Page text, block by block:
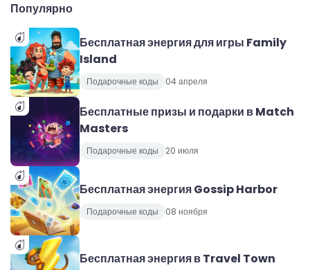
Популярно
Бесплатная энергия для игры Family
Island
Подарочные коды 04 апреля
Бесплатные призы и подарки в Match
Masters
Подарочные коды 20 июля
Бесплатная энергия Gossip Harbor
Подарочные коды 08 ноября
Бесплатная энергия в Travel Town